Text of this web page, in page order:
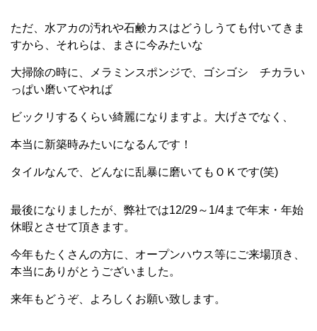
ただ、水アカの汚れや石鹸カスはどうしうても付いてきま
すから、それらは、まさに今みたいな
大掃除の時に、メラミンスポンジで、ゴシゴシ チカラい
っぱい磨いてやれば
ビックリするくらい綺麗になりますよ。大げさでなく、
本当に新築時みたいになるんです！
タイルなんで、どんなに乱暴に磨いてもＯＫです(笑)
最後になりましたが、弊社では12/29～1/4まで年末・年始
休暇とさせて頂きます。
今年もたくさんの方に、オープンハウス等にご来場頂き、
本当にありがとうございました。
来年もどうぞ、よろしくお願い致します。